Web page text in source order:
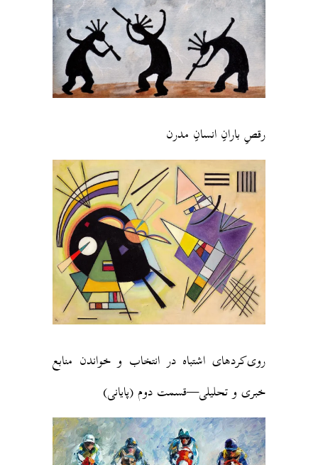
رقصِ بارانِ انسانِ مدرن
روی‌کردهای اشتباه در انتخاب و خواندن منابع
خبری و تحلیلی—قسمت دوم (پایانی)